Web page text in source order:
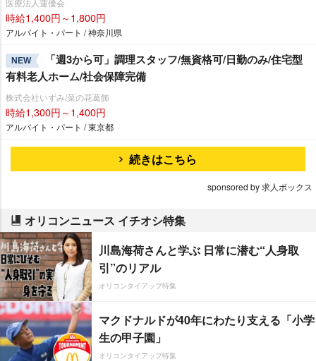
医療法人蓮優会
時給1,400円～1,800円
アルバイト・パート / 神奈川県
NEW
「週3から可」調理スタッフ/無資格可/日勤のみ/住宅型
有料老人ホーム/社会保障完備
株式会社いずみ/菜の花葛飾
時給1,300円～1,400円
アルバイト・パート / 東京都
続きはこちら
sponsored by 求人ボックス
オリコンニュース イチオシ特集
川島海荷さんと学ぶ 日常に潜む“人身取
引”のリアル
オリコンタイアップ特集
マクドナルドが40年にわたり支える「小学
生の甲子園」
オリコンタイアップ特集